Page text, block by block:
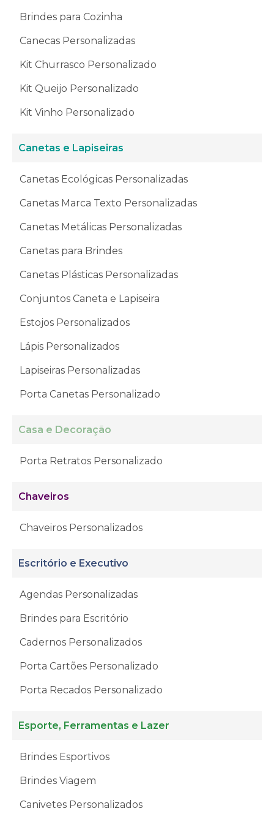
Brindes para Cozinha
Canecas Personalizadas
Kit Churrasco Personalizado
Kit Queijo Personalizado
Kit Vinho Personalizado
Canetas e Lapiseiras
Canetas Ecológicas Personalizadas
Canetas Marca Texto Personalizadas
Canetas Metálicas Personalizadas
Canetas para Brindes
Canetas Plásticas Personalizadas
Conjuntos Caneta e Lapiseira
Estojos Personalizados
Lápis Personalizados
Lapiseiras Personalizadas
Porta Canetas Personalizado
Casa e Decoração
Porta Retratos Personalizado
Chaveiros
Chaveiros Personalizados
Escritório e Executivo
Agendas Personalizadas
Brindes para Escritório
Cadernos Personalizados
Porta Cartões Personalizado
Porta Recados Personalizado
Esporte, Ferramentas e Lazer
Brindes Esportivos
Brindes Viagem
Canivetes Personalizados